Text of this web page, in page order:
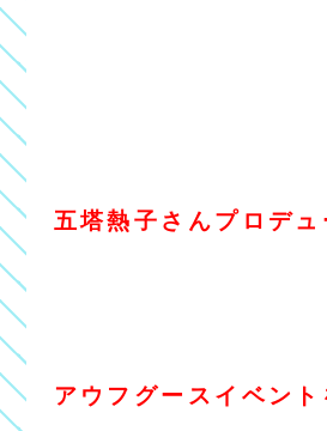
五塔熱子さんプロデュ
アウフグースイベント